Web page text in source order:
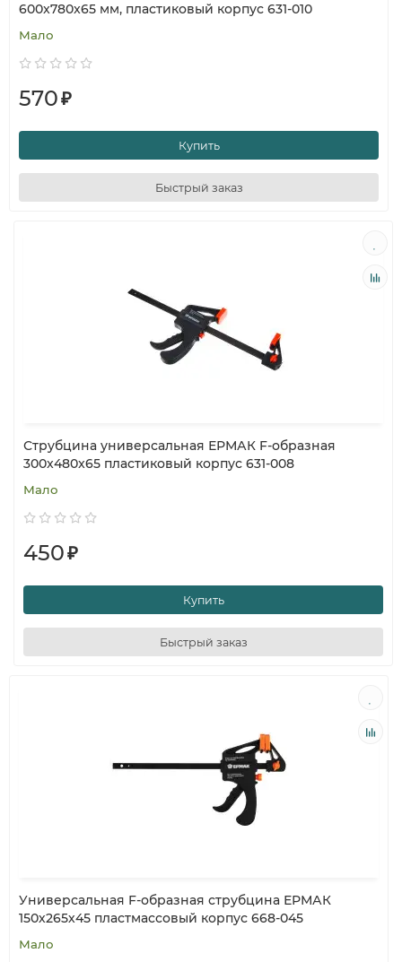
600x780x65 мм, пластиковый корпус 631-010
Мало
570₽
Купить
Быстрый заказ
Струбцина универсальная ЕРМАК F-образная
300x480x65 пластиковый корпус 631-008
Мало
450₽
Купить
Быстрый заказ
Универсальная F-образная струбцина ЕРМАК
150х265х45 пластмассовый корпус 668-045
Мало